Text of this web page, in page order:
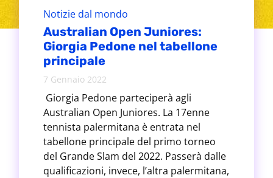
Notizie dal mondo
Australian Open Juniores:
Giorgia Pedone nel tabellone
principale
7 Gennaio 2022
Giorgia Pedone parteciperà agli
Australian Open Juniores. La 17enne
tennista palermitana è entrata nel
tabellone principale del primo torneo
del Grande Slam del 2022. Passerà dalle
qualificazioni, invece, l’altra palermitana,